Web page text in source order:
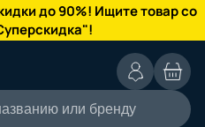
до 90%! Ищите товар со
или бренду